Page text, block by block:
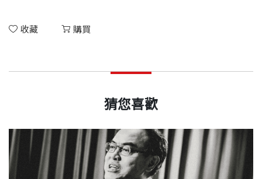
收藏 購買
猜您喜歡